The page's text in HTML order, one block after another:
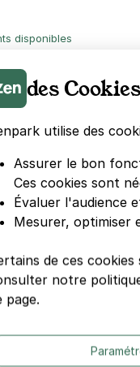
disponibles
Métro Saint-
75009 Paris
€/semaine(tarifs dégressifs)
disponibles
Paris - Gare de
des
utilise des
Assurer le bon
Ces cookies sont
Évaluer l'audience
Mesurer, optimiser
de ces
notre
page.